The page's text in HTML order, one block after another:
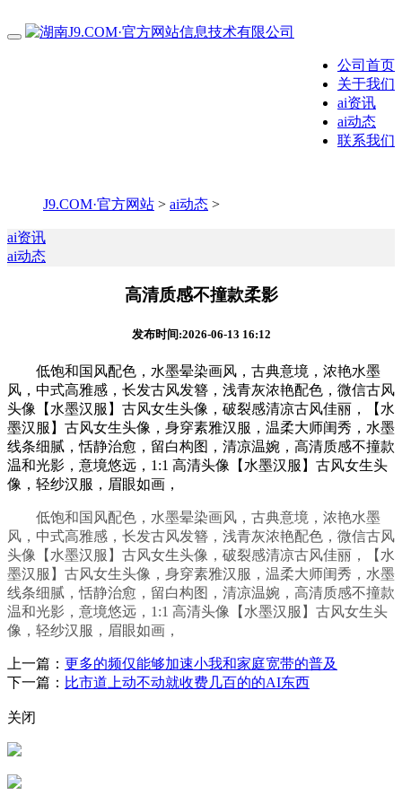
公司首页
关于我们
ai资讯
ai动态
联系我们
J9.COM·官方网站 > ai动态 >
ai资讯
ai动态
高清质感不撞款柔影
发布时间:2026-06-13 16:12
低饱和国风配色，水墨晕染画风，古典意境，浓艳水墨
风，中式高雅感，长发古风发簪，浅青灰浓艳配色，微信古风
头像【水墨汉服】古风女生头像，破裂感清凉古风佳丽，【水
墨汉服】古风女生头像，身穿素雅汉服，温柔大师闺秀，水墨
线条细腻，恬静治愈，留白构图，清凉温婉，高清质感不撞款
温和光影，意境悠远，1:1 高清头像【水墨汉服】古风女生头
像，轻纱汉服，眉眼如画，
低饱和国风配色，水墨晕染画风，古典意境，浓艳水墨
风，中式高雅感，长发古风发簪，浅青灰浓艳配色，微信古风
头像【水墨汉服】古风女生头像，破裂感清凉古风佳丽，【水
墨汉服】古风女生头像，身穿素雅汉服，温柔大师闺秀，水墨
线条细腻，恬静治愈，留白构图，清凉温婉，高清质感不撞款
温和光影，意境悠远，1:1 高清头像【水墨汉服】古风女生头
像，轻纱汉服，眉眼如画，
上一篇： 更多的频仅能够加速小我和家庭宽带的普及
下一篇： 比市道上动不动就收费几百的的AI东西
关闭